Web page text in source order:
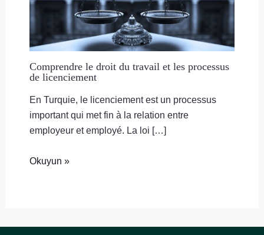
Comprendre le droit du travail et les processus
de licenciement
En Turquie, le licenciement est un processus
important qui met fin à la relation entre
employeur et employé. La loi […]
Okuyun »